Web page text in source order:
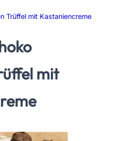
Trüffel mit Kastaniencreme
mit